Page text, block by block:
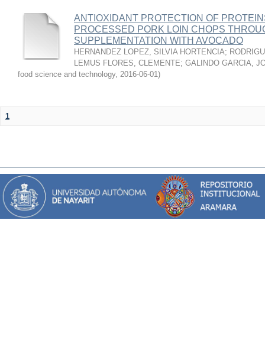
ANTIOXIDANT PROTECTION OF
PROCESSED PORK LOIN CHOPS
SUPPLEMENTATION WITH AVOCADO
HERNANDEZ LOPEZ, SILVIA HORTENCIA;
LEMUS FLORES, CLEMENTE; GALINDO GARCIA,
food science and technology, 2016-06-01)
1